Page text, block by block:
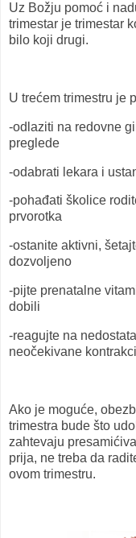
Uz Božju pomoć i
trimestar je trimestar
bilo koji drugi.
U trećem trimestru je
-odlaziti na redovne
preglede
-odabrati lekara i
-pohađati školice
prvorotka
-ostanite aktivni,
dozvoljeno
-pijte prenatalne
dobili
-reagujte na
neočekivane
Ako je moguće,
trimestra bude što
zahtevaju
prija, ne treba da
ovom trimestru.